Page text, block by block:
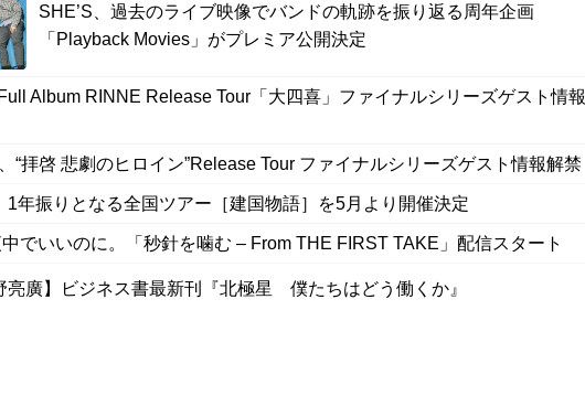
SHE’S、過去のライブ映像でバンドの軌跡を振り返る周年企画
「Playback Movies」がプレミア公開決定
Album RINNE Release Tour「大四喜」ファイナルシリーズゲスト情報
“拝啓 悲劇のヒロイン”Release Tour ファイナルシリーズゲスト情報解禁
1年振りとなる全国ツアー［建国物語］を5月より開催決定
でいいのに。「秒針を噛む – From THE FIRST TAKE」配信スタート
亮廣】ビジネス書最新刊『北極星 僕たちはどう働くか』